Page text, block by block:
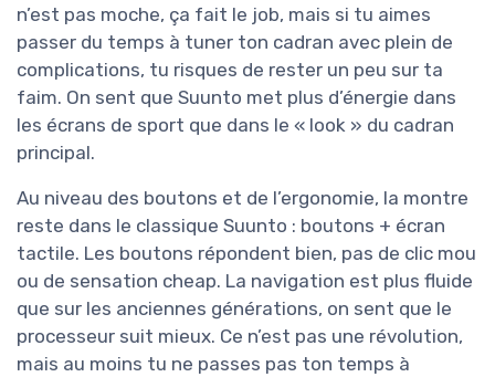
n’est pas moche, ça fait le job, mais si tu aimes
passer du temps à tuner ton cadran avec plein de
complications, tu risques de rester un peu sur ta
faim. On sent que Suunto met plus d’énergie dans
les écrans de sport que dans le « look » du cadran
principal.
Au niveau des boutons et de l’ergonomie, la montre
reste dans le classique Suunto : boutons + écran
tactile. Les boutons répondent bien, pas de clic mou
ou de sensation cheap. La navigation est plus fluide
que sur les anciennes générations, on sent que le
processeur suit mieux. Ce n’est pas une révolution,
mais au moins tu ne passes pas ton temps à